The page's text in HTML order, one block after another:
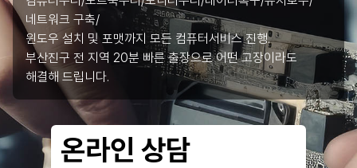
네트워크 구축/
윈도우 설치 및 포맷까지 모든 컴퓨터서비스 진행.
부산진구 전 지역 20분 빠른 출장으로 어떤 고장이라도
해결해 드립니다.
온라인 상담